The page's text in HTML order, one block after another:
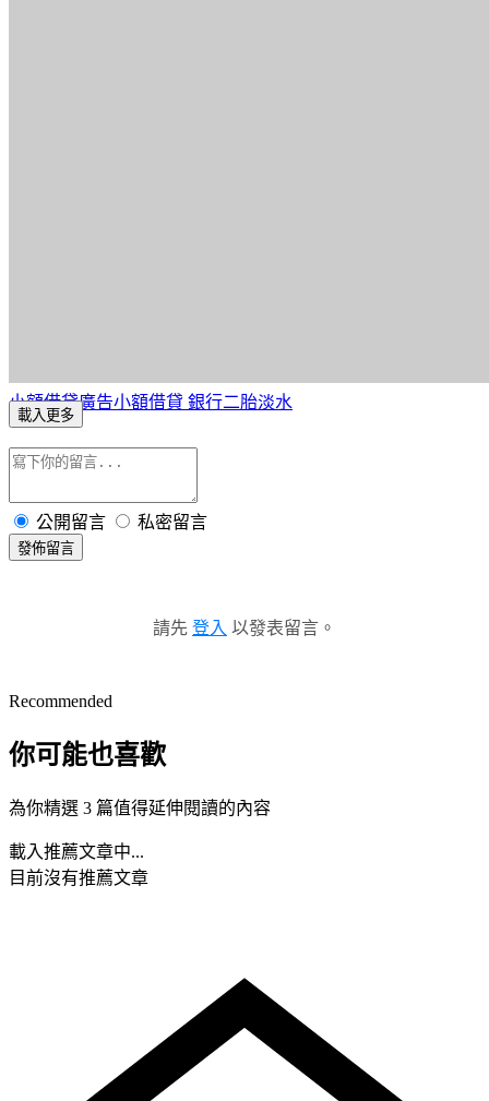
小額借貸廣告小額借貸 銀行二胎淡水
載入更多
公開留言 私密留言
發佈留言
請先 登入 以發表留言。
Recommended
你可能也喜歡
為你精選 3 篇值得延伸閱讀的內容
載入推薦文章中...
目前沒有推薦文章